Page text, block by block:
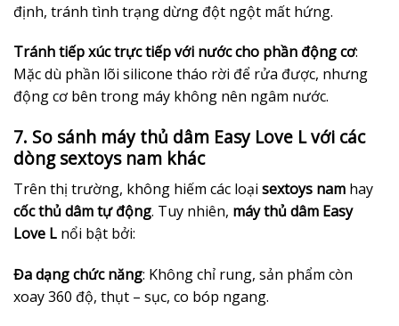
định, tránh tình trạng dừng đột ngột mất hứng.
Tránh tiếp xúc trực tiếp với nước cho phần động cơ:
Mặc dù phần lõi silicone tháo rời để rửa được, nhưng
động cơ bên trong máy không nên ngâm nước.
7. So sánh máy thủ dâm Easy Love L với các
dòng sextoys nam khác
Trên thị trường, không hiếm các loại sextoys nam hay
cốc thủ dâm tự động. Tuy nhiên, máy thủ dâm Easy
Love L nổi bật bởi:
Đa dạng chức năng: Không chỉ rung, sản phẩm còn
xoay 360 độ, thụt – sục, co bóp ngang.